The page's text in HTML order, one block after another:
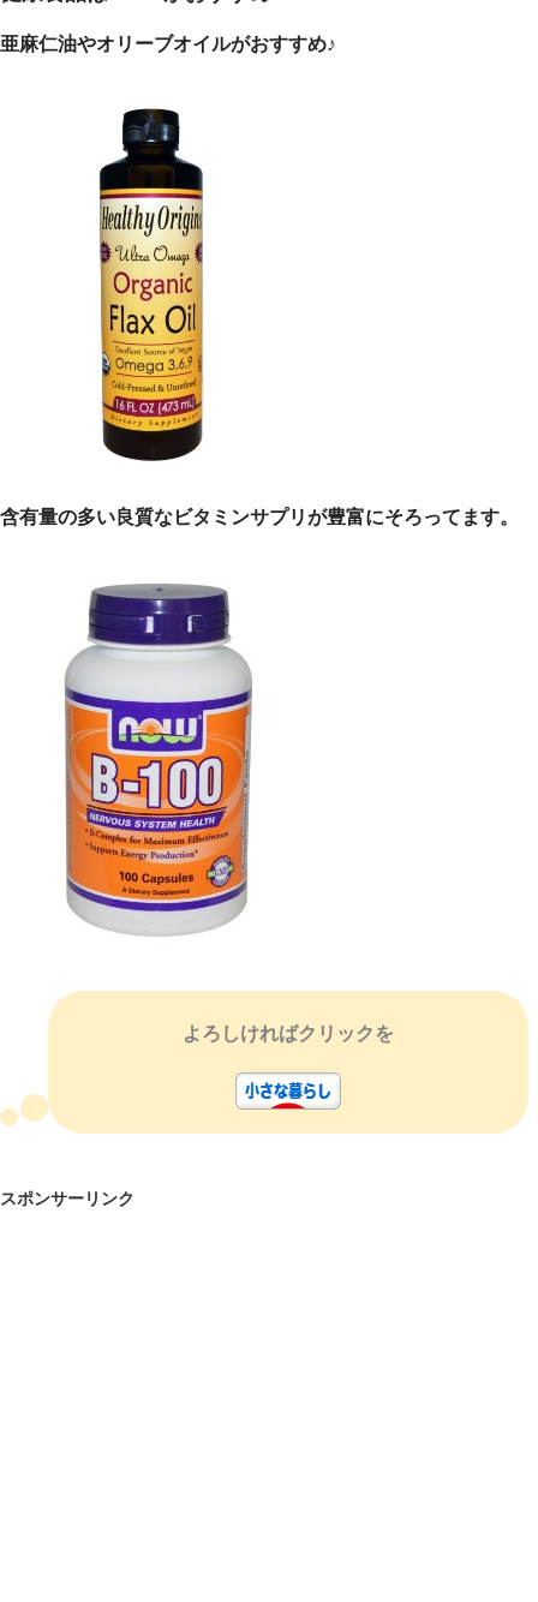
亜麻仁油やオリーブオイルがおすすめ♪
含有量の多い良質なビタミンサプリが豊富にそろってます。
よろしければクリックを
スポンサーリンク